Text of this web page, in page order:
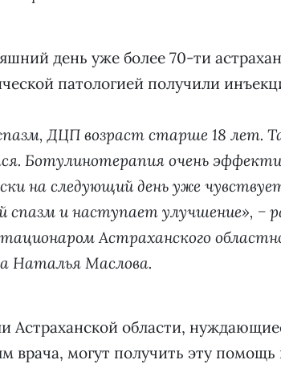
день уже более 70-ти
патологией получили
ДЦП возраст старше 18 лет.
Ботулинотерапия очень
на следующий день уже
и наступает улучшение», −
Астраханского
Наталья Маслова.
Астраханской области,
врача, могут получить эту